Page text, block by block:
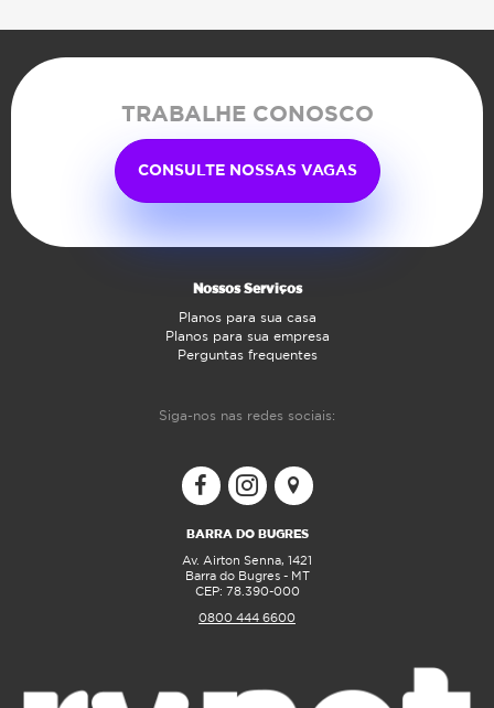
BARRA DO BUGRES
Av. Airton Senna, 1421
Barra do Bugres - MT
CEP: 78.390-000
0800 444 6600
Nossos Serviços
Planos para sua casa
Planos para sua empresa
Perguntas frequentes
Siga-nos nas redes sociais:
TRABALHE CONOSCO
CONSULTE NOSSAS VAGAS